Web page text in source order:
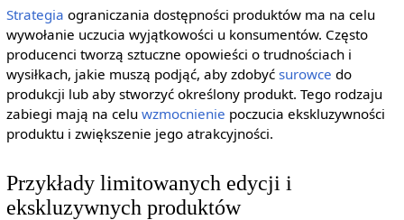
Strategia ograniczania dostępności produktów ma na celu
wywołanie uczucia wyjątkowości u konsumentów. Często
producenci tworzą sztuczne opowieści o trudnościach i
wysiłkach, jakie muszą podjąć, aby zdobyć surowce do
produkcji lub aby stworzyć określony produkt. Tego rodzaju
zabiegi mają na celu wzmocnienie poczucia ekskluzywności
produktu i zwiększenie jego atrakcyjności.
Przykłady limitowanych edycji i
ekskluzywnych produktów